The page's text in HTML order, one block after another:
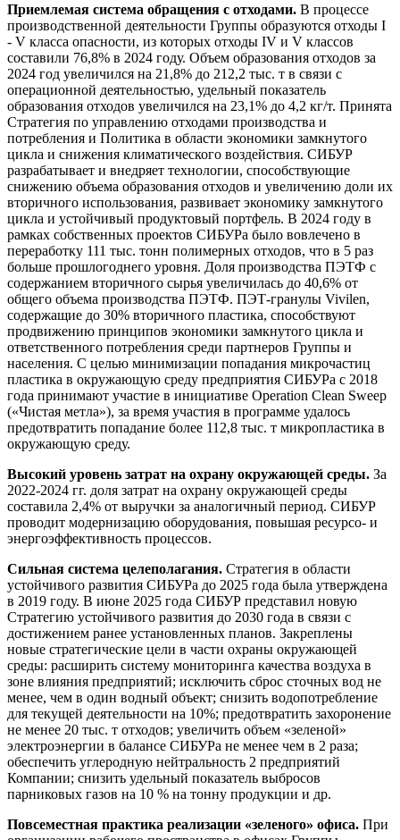
Приемлемая система обращения с отходами. В процессе
производственной деятельности Группы образуются отходы I
- V класса опасности, из которых отходы IV и V классов
составили 76,8% в 2024 году. Объем образования отходов за
2024 год увеличился на 21,8% до 212,2 тыс. т в связи с
операционной деятельностью, удельный показатель
образования отходов увеличился на 23,1% до 4,2 кг/т. Принята
Стратегия по управлению отходами производства и
потребления и Политика в области экономики замкнутого
цикла и снижения климатического воздействия. СИБУР
разрабатывает и внедряет технологии, способствующие
снижению объема образования отходов и увеличению доли их
вторичного использования, развивает экономику замкнутого
цикла и устойчивый продуктовый портфель. В 2024 году в
рамках собственных проектов СИБУРа было вовлечено в
переработку 111 тыс. тонн полимерных отходов, что в 5 раз
больше прошлогоднего уровня. Доля производства ПЭТФ с
содержанием вторичного сырья увеличилась до 40,6% от
общего объема производства ПЭТФ. ПЭТ-гранулы Vivilen,
содержащие до 30% вторичного пластика, способствуют
продвижению принципов экономики замкнутого цикла и
ответственного потребления среди партнеров Группы и
населения. С целью минимизации попадания микрочастиц
пластика в окружающую среду предприятия СИБУРа с 2018
года принимают участие в инициативе Operation Clean Sweep
(«Чистая метла»), за время участия в программе удалось
предотвратить попадание более 112,8 тыс. т микропластика в
окружающую среду.
Высокий уровень затрат на охрану окружающей среды. За
2022-2024 гг. доля затрат на охрану окружающей среды
составила 2,4% от выручки за аналогичный период. СИБУР
проводит модернизацию оборудования, повышая ресурсо- и
энергоэффективность процессов.
Сильная система целеполагания. Стратегия в области
устойчивого развития СИБУРа до 2025 года была утверждена
в 2019 году. В июне 2025 года СИБУР представил новую
Стратегию устойчивого развития до 2030 года в связи с
достижением ранее установленных планов. Закреплены
новые стратегические цели в части охраны окружающей
среды: расширить систему мониторинга качества воздуха в
зоне влияния предприятий; исключить сброс сточных вод не
менее, чем в один водный объект; снизить водопотребление
для текущей деятельности на 10%; предотвратить захоронение
не менее 20 тыс. т отходов; увеличить объем «зеленой»
электроэнергии в балансе СИБУРа не менее чем в 2 раза;
обеспечить углеродную нейтральность 2 предприятий
Компании; снизить удельный показатель выбросов
парниковых газов на 10 % на тонну продукции и др.
Повсеместная практика реализации «зеленого» офиса. При